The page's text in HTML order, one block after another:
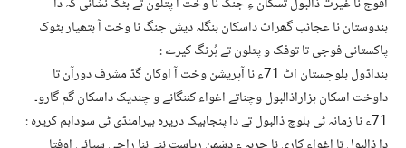
ہندوستان نا عجائب گھراٹ داسکان بنگلہ دیش جنگ نا وخت آ ہتھیار بٹوک
پاکستانی فوجی تا توفک و پتلون تے ہُرنگ کیرے :
ہنداڈول بلوچستان اٹ 71ء نا آپریشن وخت آ اوکان گڈ مشرف دورآن تا
داوخت اسکان ہزاراذالبول وچناتے اغواء کننگانے و چندیک داسکان گم گارو۔
71ء نا زمانہ ٹی بلوچ ذالبول تے دا پنجابیک دریرہ ہیرامنڈی ٹی سوداہم کریرہ :